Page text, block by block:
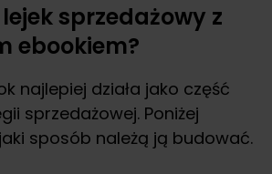
sprzedażowy z
ebookiem?
najlepiej działa jako część
sprzedażowej. Poniżej
sposób należą ją budować.